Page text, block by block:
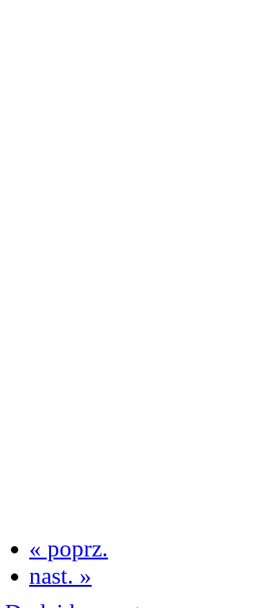
« poprz.
nast. »